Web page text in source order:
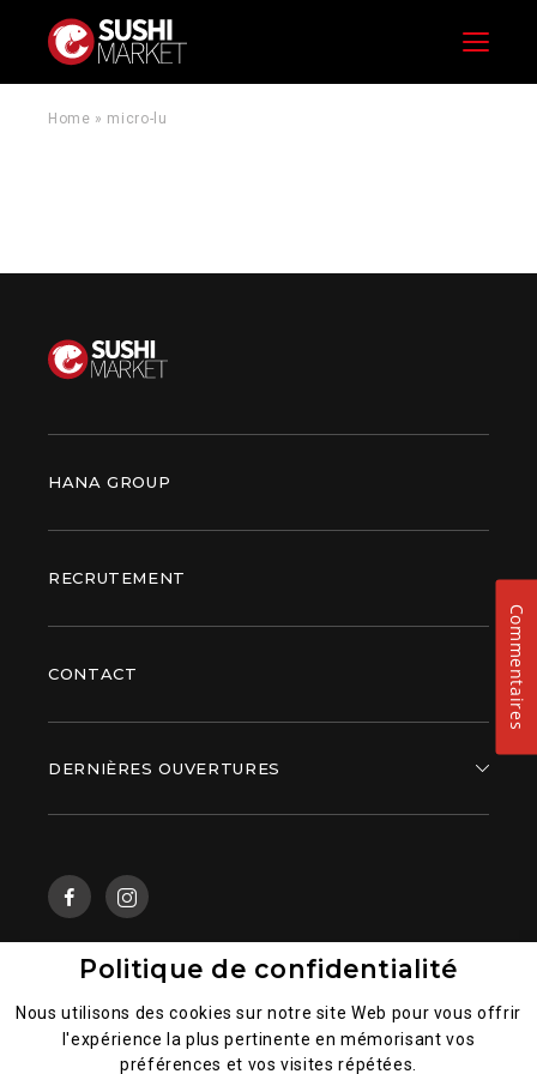
Menu
Home » micro-lu
HANA GROUP
RECRUTEMENT
CONTACT
DERNIÈRES OUVERTURES
Politique générale de la confidentialité des données
Politique de confidentialité
Nous utilisons des cookies sur notre site Web pour vous offrir
l'expérience la plus pertinente en mémorisant vos
préférences et vos visites répétées.
Commentaires